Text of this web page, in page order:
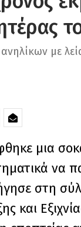
με
μια
στη
και